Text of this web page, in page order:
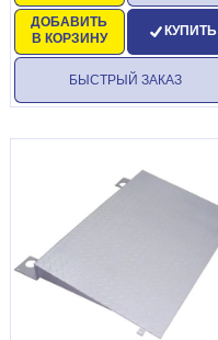
ДОБАВИТЬ
В КОРЗИНУ
КУПИТЬ
БЫСТРЫЙ ЗАКАЗ